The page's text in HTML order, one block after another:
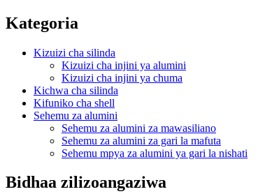
Kategoria
Kizuizi cha silinda
Kizuizi cha injini ya alumini
Kizuizi cha injini ya chuma
Kichwa cha silinda
Kifuniko cha shell
Sehemu za alumini
Sehemu za alumini za mawasiliano
Sehemu za alumini za gari la mafuta
Sehemu mpya za alumini ya gari la nishati
Bidhaa zilizoangaziwa